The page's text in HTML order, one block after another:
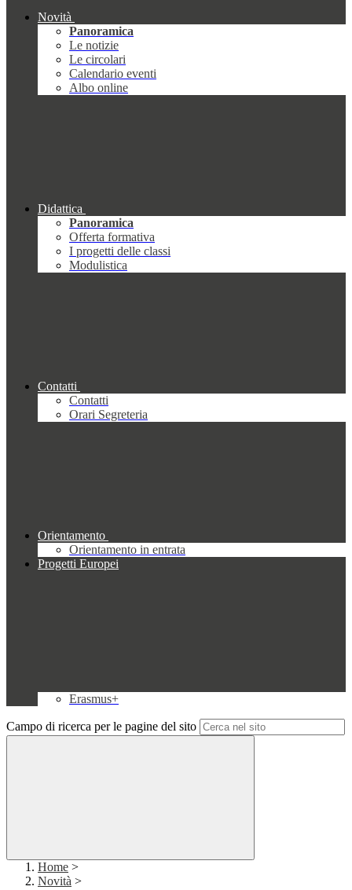
Novità
Panoramica
Le notizie
Le circolari
Calendario eventi
Albo online
Didattica
Panoramica
Offerta formativa
I progetti delle classi
Modulistica
Contatti
Contatti
Orari Segreteria
Orientamento
Orientamento in entrata
Progetti Europei
Erasmus+
Campo di ricerca per le pagine del sito
Home >
Novità >